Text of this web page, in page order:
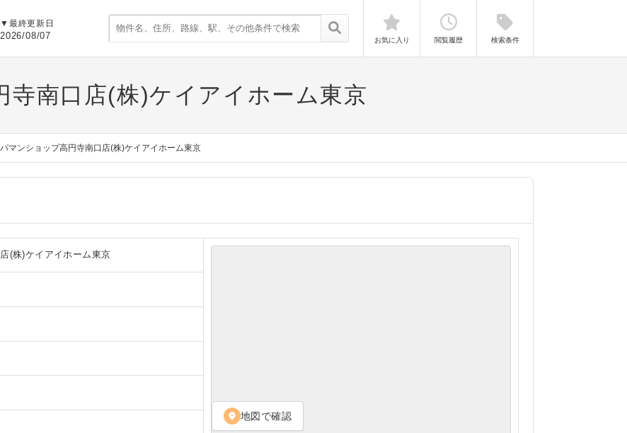
▼ 最終更新日
2026/08/07 お気に入り 閲覧履歴 検索条件
寺南口店(株)ケイアイホーム東京
マンショップ高円寺南口店(株)ケイアイホーム東京
(株)ケイアイホーム東京
location_on 地図で確認